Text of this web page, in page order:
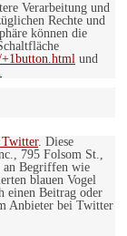
Verarbeitung und
Rechte und
können die
und
Twitter. Diese
795 Folsom St.,
an Begriffen wie
blauen Vogel
einen Beitrag oder
Anbieter bei Twitter